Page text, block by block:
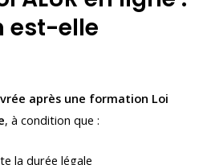
est-elle
après une formation Loi
, à condition que :
la durée légale